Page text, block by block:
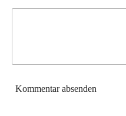
Kommentar absenden